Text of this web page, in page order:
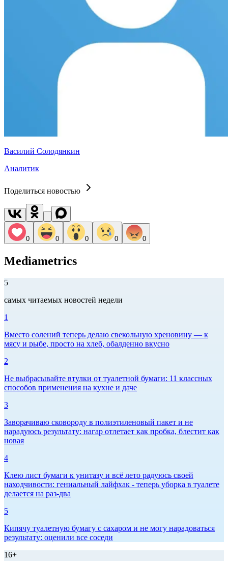
Василий Солодянкин
Аналитик
Поделиться новостью
0 0 0 0 0
Mediametrics
5
самых читаемых новостей недели
1
Вместо солений теперь делаю свекольную хреновину — к
мясу и рыбе, просто на хлеб, обалденно вкусно
2
Не выбрасывайте втулки от туалетной бумаги: 11 классных
способов применения на кухне и даче
3
Заворачиваю сковороду в полиэтиленовый пакет и не
нарадуюсь результату: нагар отлетает как пробка, блестит как
новая
4
Клею лист бумаги к унитазу и всё лето радуюсь своей
находчивости: гениальный лайфхак - теперь уборка в туалете
делается на раз-два
5
Кипячу туалетную бумагу с сахаром и не могу нарадоваться
результату: оценили все соседи
16+